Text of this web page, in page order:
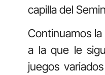
capilla del
Continuamos
a la que le
juegos